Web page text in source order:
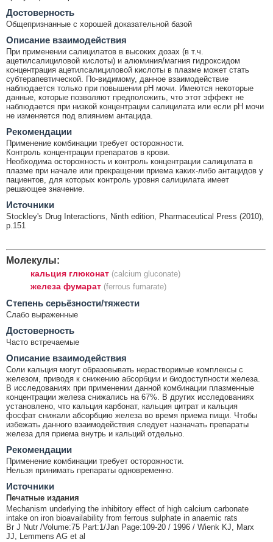
Достоверность
Общепризнанные с хорошей доказательной базой
Описание взаимодействия
При применении салицилатов в высоких дозах (в т.ч.
ацетилсалициловой кислоты) и алюминия/магния гидроксидом
концентрация ацетилсалициловой кислоты в плазме может стать
субтерапевтической. По-видимому, данное взаимодействие
наблюдается только при повышении рН мочи. Имеются некоторые
данные, которые позволяют предположить, что этот эффект не
наблюдается при низкой концентрации салицилата или если pH мочи
не изменяется под влиянием антацида.
Рекомендации
Применение комбинации требует осторожности.
Контроль концентрации препаратов в крови.
Необходима осторожность и контроль концентрации салицилата в
плазме при начале или прекращении приема каких-либо антацидов у
пациентов, для которых контроль уровня салицилата имеет
решающее значение.
Источники
Stockley's Drug Interactions, Ninth edition, Pharmaceutical Press (2010),
p.151
Молекулы:
кальция глюконат (calcium gluconate)
железа фумарат (ferrous fumarate)
Cтепень серьёзности/тяжести
Слабо выраженные
Достоверность
Часто встречаемые
Описание взаимодействия
Соли кальция могут образовывать нерастворимые комплексы с
железом, приводя к снижению абсорбции и биодоступности железа.
В исследованиях при применении данной комбинации плазменные
концентрации железа снижались на 67%. В других исследованиях
установлено, что кальция карбонат, кальция цитрат и кальция
фосфат снижали абсорбцию железа во время приема пищи. Чтобы
избежать данного взаимодействия следует назначать препараты
железа для приема внутрь и кальций отдельно.
Рекомендации
Применение комбинации требует осторожности.
Нельзя принимать препараты одновременно.
Источники
Печатные издания
Mechanism underlying the inhibitory effect of high calcium carbonate
intake on iron bioavailability from ferrous sulphate in anaemic rats
Br J Nutr /Volume:75 Part:1/Jan Page:109-20 / 1996 / Wienk KJ, Marx
JJ, Lemmens AG et al